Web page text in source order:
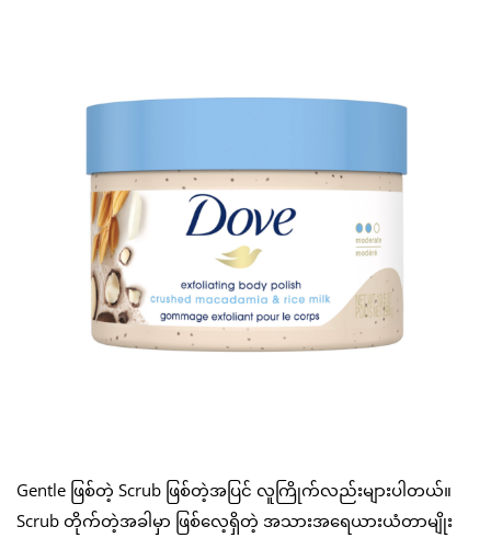
Gentle ဖြစ်တဲ့ Scrub ဖြစ်တဲ့အပြင် လူကြိုက်လည်းများပါတယ်။
Scrub တိုက်တဲ့အခါမှာ ဖြစ်လေ့ရှိတဲ့ အသားအရေယားယံတာမျိုး